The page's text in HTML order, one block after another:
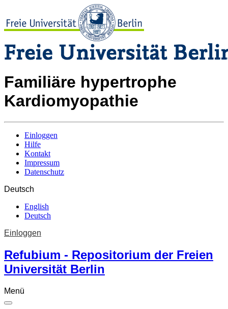
Familiäre hypertrophe
Kardiomyopathie
Einloggen
Hilfe
Kontakt
Impressum
Datenschutz
Deutsch
English
Deutsch
Einloggen
Refubium - Repositorium der Freien
Universität Berlin
Menü